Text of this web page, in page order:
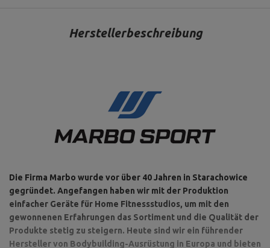
Herstellerbeschreibung
Die Firma Marbo wurde vor über 40 Jahren in Starachowice
gegründet. Angefangen haben wir mit der Produktion
einfacher Geräte für Home Fitnessstudios, um mit den
gewonnenen Erfahrungen das Sortiment und die Qualität der
Produkte stetig zu steigern. Heute sind wir ein führender
Hersteller von Bodybuilding-Ausrüstung in Europa und bieten